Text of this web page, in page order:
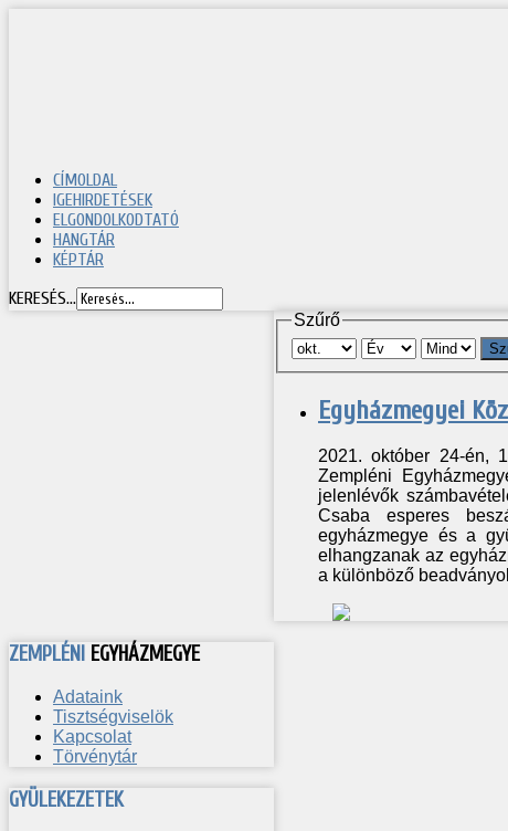
CÍMOLDAL
IGEHIRDETÉSEK
ELGONDOLKODTATÓ
HANGTÁR
KÉPTÁR
KERESÉS...
Szűrő
Egyházmegyei
2021. október 24-én,
Zempléni
jelenlévők
Csaba esperes
egyházmegye és a
elhangzanak az
a különböző
ZEMPLÉNI EGYHÁZMEGYE
Adataink
Tisztségviselök
Kapcsolat
Törvénytár
GYÜLEKEZETEK